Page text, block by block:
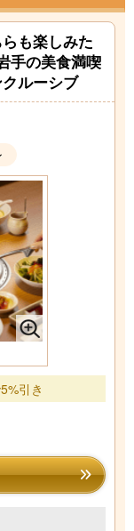
も楽しみた
手の美食満喫
ルーシブ
引き